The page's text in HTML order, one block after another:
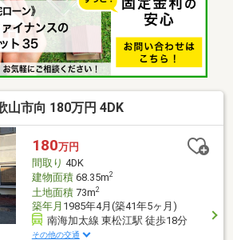
ーン相談会開催中】初めてでご不安な
たい方資金・支払い計画を立てたい方、
料相談受付中です♪お気軽にお電話くださ
山市向 180万円 4DK
180万円
間取り 4DK
建物面積68.35m2
土地面積73m2
築年月 1985年4月(築41年5ヶ月)
南海加太線 東松江駅 徒歩18分
その他の交通